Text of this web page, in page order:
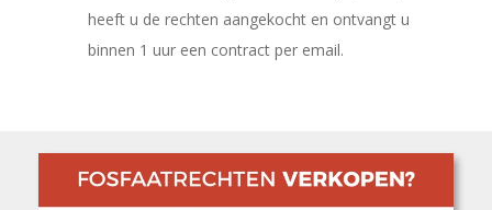
heeft u de rechten aangekocht en ontvangt u
binnen 1 uur een contract per email.